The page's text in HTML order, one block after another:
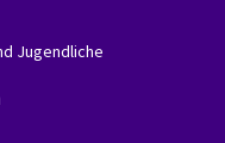
Jugendliche